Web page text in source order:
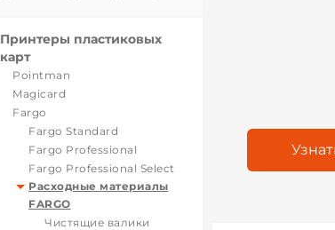
Принтеры пластиковых
карт
Pointman
Magicard
Fargo
Fargo Standard
Fargo Professional
Fargo Professional Select
Расходные материалы
FARGO
Чистящие валики